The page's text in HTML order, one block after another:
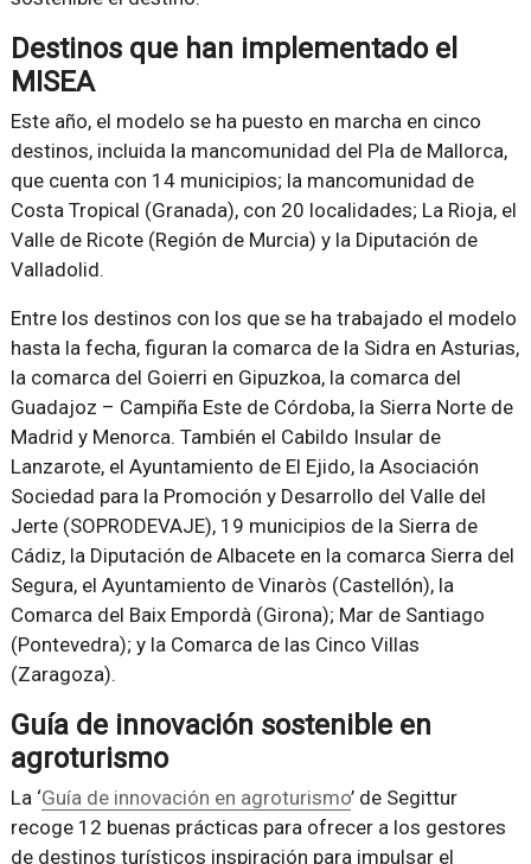
Destinos que han implementado el
MISEA
Este año, el modelo se ha puesto en marcha en cinco
destinos, incluida la mancomunidad del Pla de Mallorca,
que cuenta con 14 municipios; la mancomunidad de
Costa Tropical (Granada), con 20 localidades; La Rioja, el
Valle de Ricote (Región de Murcia) y la Diputación de
Valladolid.
Entre los destinos con los que se ha trabajado el modelo
hasta la fecha, figuran la comarca de la Sidra en Asturias,
la comarca del Goierri en Gipuzkoa, la comarca del
Guadajoz – Campiña Este de Córdoba, la Sierra Norte de
Madrid y Menorca. También el Cabildo Insular de
Lanzarote, el Ayuntamiento de El Ejido, la Asociación
Sociedad para la Promoción y Desarrollo del Valle del
Jerte (SOPRODEVAJE), 19 municipios de la Sierra de
Cádiz, la Diputación de Albacete en la comarca Sierra del
Segura, el Ayuntamiento de Vinaròs (Castellón), la
Comarca del Baix Empordà (Girona); Mar de Santiago
(Pontevedra); y la Comarca de las Cinco Villas
(Zaragoza).
Guía de innovación sostenible en
agroturismo
La ‘Guía de innovación en agroturismo’ de Segittur
recoge 12 buenas prácticas para ofrecer a los gestores
de destinos turísticos inspiración para impulsar el